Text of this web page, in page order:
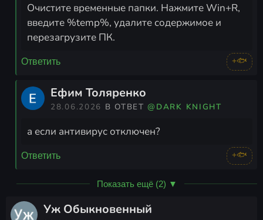
Очистите временные папки. Нажмите Win+R,
введите %temp%, удалите содержимое и
перезагрузите ПК.
Ответить +🐟
Ефим Толяренко
28.06.2026 В ОТВЕТ@DARK KNIGHT
а если антивирус отключен?
Ответить +🐟
Показать ещё (2) ▼
Уж Обыкновенный